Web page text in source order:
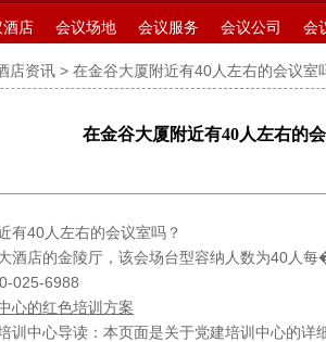
酒店 会议场地 会议服务 会议公司 会
店资讯 > 在金谷大厦附近有40人左右的会议室
在金谷大厦附近有40人左右的
有40人左右的会议室吗？
酒店的金陵厅，该会场台型容纳人数为40人
025-6988
心的红色培训方案
训中心导读：本页面是关于党建培训中心的详